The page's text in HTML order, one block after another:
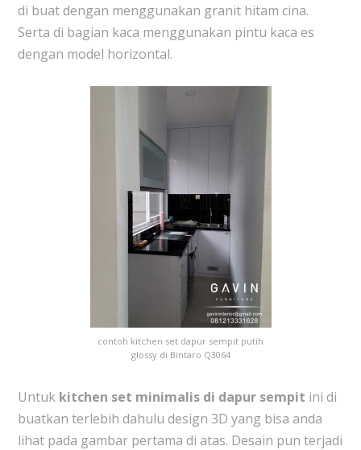
di buat dengan menggunakan granit hitam cina.
Serta di bagian kaca menggunakan pintu kaca es
dengan model horizontal.
contoh kitchen set dapur sempit putih
glossy di Bintaro Q3064
Untuk kitchen set minimalis di dapur sempit ini di
buatkan terlebih dahulu design 3D yang bisa anda
lihat pada gambar pertama di atas. Desain pun terjadi